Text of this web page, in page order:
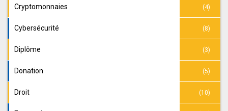
Cryptomonnaies (4)
Cybersécurité (8)
Diplôme (3)
Donation (5)
Droit (10)